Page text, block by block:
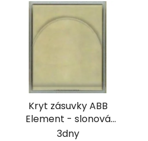
Kryt zásuvky ABB
Element - slonová
kost / ledová bílá
3dny